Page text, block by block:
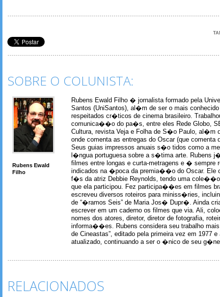
SOBRE O COLUNISTA:
Rubens Ewald
Filho
Rubens Ewald Filho � jornalista formado pela
Santos (UniSantos), al�m de ser o mais
respeitados cr�ticos de cinema brasileiro.
comunica��o do pa�s, entre eles Rede Globo,
Cultura, revista Veja e Folha de S�o Paulo, al�m
onde comenta as entregas do Oscar (que comenta
Seus guias impressos anuais s�o tidos como a
l�ngua portuguesa sobre a s�tima arte. Rubens
filmes entre longas e curta-metragens e � sempre
indicados na �poca da premia��o do Oscar. Ele
f�s da atriz Debbie Reynolds, tendo uma
que ela participou. Fez participa��es em filmes
escreveu diversos roteiros para miniss�ries,
de “�ramos Seis” de Maria Jos� Dupr�. Ainda
escrever em um caderno os filmes que via. Ali,
nomes dos atores, diretor, diretor de fotografia,
informa��es. Rubens considera seu trabalho
de Cineastas”, editado pela primeira vez em 1977 e
atualizado, continuando a ser o �nico de seu
RELACIONADOS